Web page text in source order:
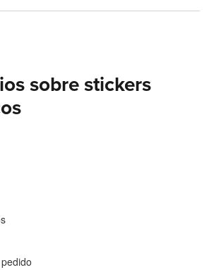
sobre stickers